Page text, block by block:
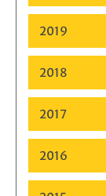
2019
2018
2017
2016